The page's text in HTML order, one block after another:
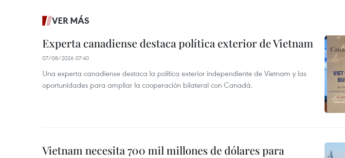
VER MÁS
Experta canadiense destaca política exterior de Vietnam
07/08/2026 07:40
Una experta canadiense destaca la política exterior independiente de Vietnam y las
oportunidades para ampliar la cooperación bilateral con Canadá.
Vietnam necesita 700 mil millones de dólares para